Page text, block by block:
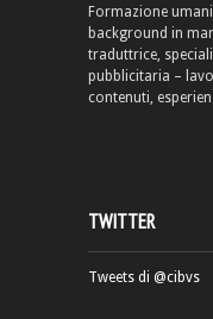
Formazione
background in
traduttrice,
pubblicitaria –
contenuti,
TWITTER
Tweets di @cibvs